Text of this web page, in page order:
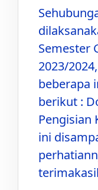
Semester
2023/
beberapa
berikut :
Pengisian
ini